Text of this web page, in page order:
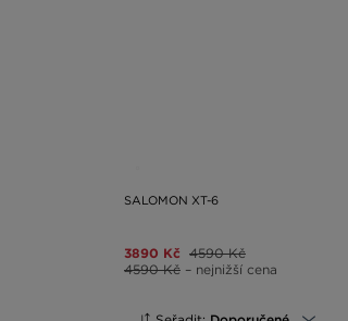
SALOMON XT-6
3890 Kč 4590 Kč
4590 Kč – nejnižší cena